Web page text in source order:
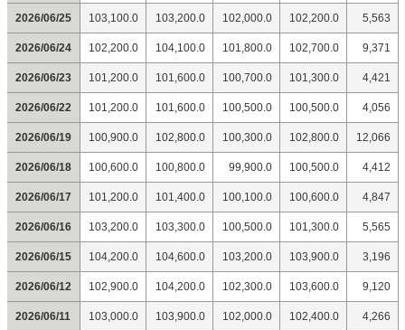
2026/06/25 103,100.0 103,200.0 102,000.0 102,200.0 5,563
2026/06/24 102,200.0 104,100.0 101,800.0 102,700.0 9,371
2026/06/23 101,200.0 101,600.0 100,700.0 101,300.0 4,421
2026/06/22 101,200.0 101,600.0 100,500.0 100,500.0 4,056
2026/06/19 100,900.0 102,800.0 100,300.0 102,800.0 12,066
2026/06/18 100,600.0 100,800.0 99,900.0 100,500.0 4,412
2026/06/17 101,200.0 101,400.0 100,100.0 100,600.0 4,847
2026/06/16 103,200.0 103,300.0 100,500.0 101,300.0 5,565
2026/06/15 104,200.0 104,600.0 103,200.0 103,900.0 3,196
2026/06/12 102,900.0 104,200.0 102,300.0 103,600.0 9,120
2026/06/11 103,000.0 103,900.0 102,000.0 102,400.0 4,266